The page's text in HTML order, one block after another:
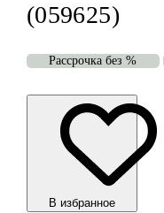
(059625)
Рассрочка без %
В избранноe